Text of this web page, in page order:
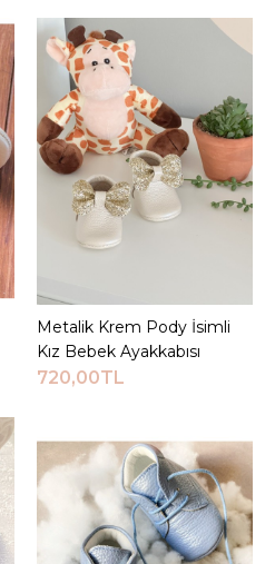
Ayakkabısı
750,00TL
Sepete Ekle
KARŞILAŞTIRMA LISTESINE EKLE
Kırmızı Babet İsimli Kız
Bebek Ayakkabısı
Sepete Ekle
KARŞILAŞTIRMA LISTESINE EKLE
ALIŞVERIŞ LISTESINE EKLE
Sepete Ekle
Metalik Krem Pody İsimli
Kız Bebek Ayakkabısı
720,00TL